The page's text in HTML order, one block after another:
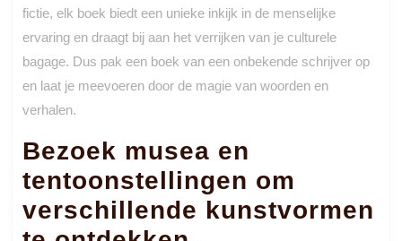
fictie, elk boek biedt een unieke inkijk in de menselijke
ervaring en draagt bij aan het verrijken van je culturele
bagage. Dus pak een boek van een onbekende schrijver op
en laat je meevoeren door de magie van woorden en
verhalen.
Bezoek musea en
tentoonstellingen om
verschillende kunstvormen